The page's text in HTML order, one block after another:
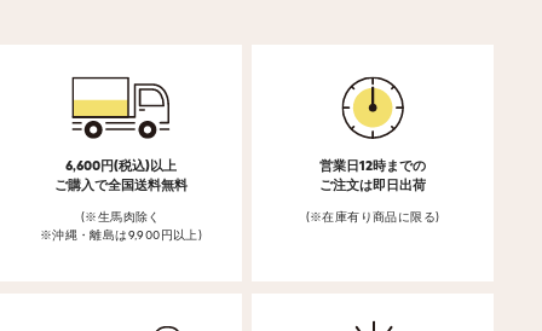
6,600円(税込)以上
ご購入で全国送料無料
(※生馬肉除く
※沖縄・離島は9,900円以上)
営業日12時までの
ご注文は即日出荷
(※在庫有り商品に限る)